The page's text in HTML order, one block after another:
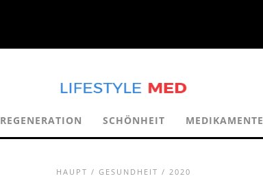
REGENERATION SCHÖNHEIT MEDIKAMENTE
HAUPT / GESUNDHEIT / 2020